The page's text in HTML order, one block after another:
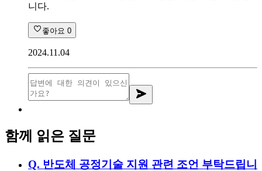
니다.
좋아요 0
2024.11.04
함께 읽은 질문
Q. 반도체 공정기술 지원 관련 조언 부탁드립니